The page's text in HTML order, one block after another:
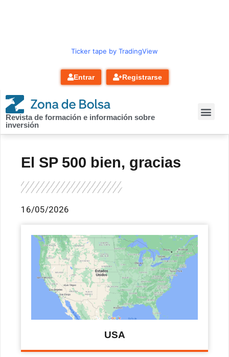
Ticker tape by TradingView
Entrar Registrarse
Revista de formación e información sobre
inversión
El SP 500 bien, gracias
16/05/2026
USA